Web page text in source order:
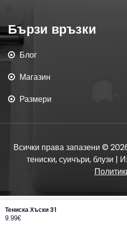
Бързи връзки
Блог
Магазин
Размери
Всички права запазени ©
тениски, суичъри, блузи |
Тениска Хъски 31
9.99€